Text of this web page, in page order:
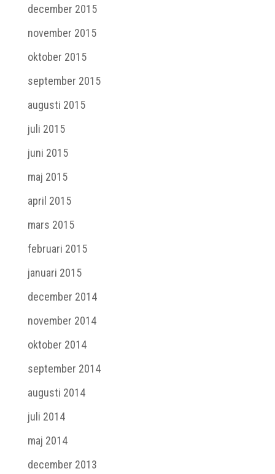
december 2015
november 2015
oktober 2015
september 2015
augusti 2015
juli 2015
juni 2015
maj 2015
april 2015
mars 2015
februari 2015
januari 2015
december 2014
november 2014
oktober 2014
september 2014
augusti 2014
juli 2014
maj 2014
december 2013